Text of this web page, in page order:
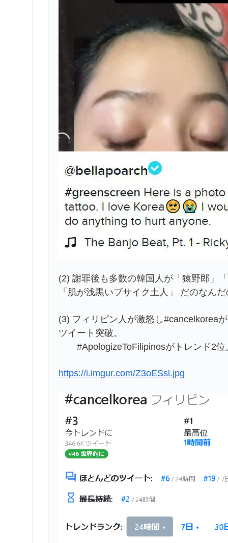
(2) 謝罪後も多数の韓国人が「猿野郎」
「肌が浅黒いブサイク土人」 だのなん
(3) フィリピン人が激怒し#cancelkorea
ツイート突破。
#ApologizeToFilipinosがトレンド2位
https://i.imgur.com/Z3oESsl.jpg